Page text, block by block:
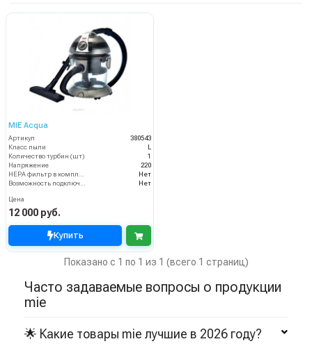
MIE Acqua
Артикул
380543
Класс пыли
L
Количество турбин (шт)
1
Напряжение
220
HEPA фильтр в комплекте
Нет
Возможность подключения электрощетки
Нет
Цена
12 000 руб.
Купить
Показано с 1 по 1 из 1 (всего 1 страниц)
Часто задаваемые вопросы о продукции
mie
🌟 Какие товары mie лучшие в 2026 году?